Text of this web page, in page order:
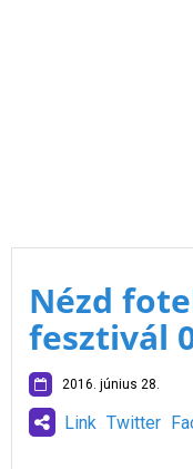
Nézd
fesztivál
2016. június 28.
Link Twitter